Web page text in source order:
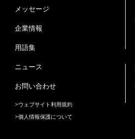
メッセージ
企業情報
用語集
ニュース
お問い合わせ
>ウェブサイト利用規約
>個人情報保護について